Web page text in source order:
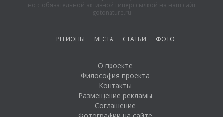
но с обязательной активной гиперссылкой на наш сайт
gotonature.ru
РЕГИОНЫ МЕСТА СТАТЬИ ФОТО
О проекте
Философия проекта
Контакты
Размещение рекламы
Соглашение